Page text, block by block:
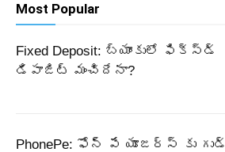
Most Popular
Fixed Deposit: బ్యాంకులో ఫిక్స్డ్
డిపాజిట్ మంచిదేనా?
PhonePe: ఫోన్ పే యూజర్స్ కు గుడ్